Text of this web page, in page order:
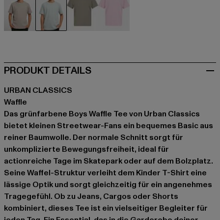
PRODUKT DETAILS
URBAN CLASSICS
Waffle
Das grünfarbene Boys Waffle Tee von Urban Classics
bietet kleinen Streetwear-Fans ein bequemes Basic aus
reiner Baumwolle. Der normale Schnitt sorgt für
unkomplizierte Bewegungsfreiheit, ideal für
actionreiche Tage im Skatepark oder auf dem Bolzplatz.
Seine Waffel-Struktur verleiht dem Kinder T-Shirt eine
lässige Optik und sorgt gleichzeitig für ein angenehmes
Tragegefühl. Ob zu Jeans, Cargos oder Shorts
kombiniert, dieses Tee ist ein vielseitiger Begleiter für